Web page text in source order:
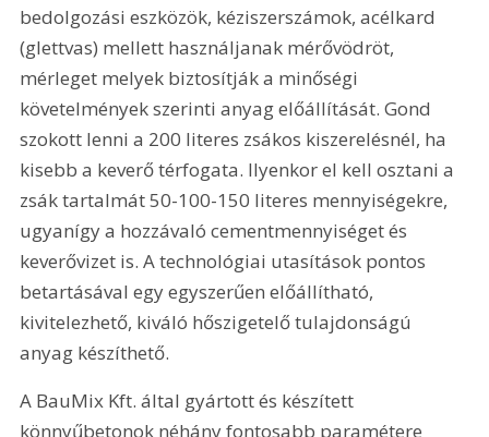
bedolgozási eszközök, kéziszerszámok, acélkard
(glettvas) mellett használjanak mérővödröt,
mérleget melyek biztosítják a minőségi
követelmények szerinti anyag előállítását. Gond
szokott lenni a 200 literes zsákos kiszerelésnél, ha
kisebb a keverő térfogata. Ilyenkor el kell osztani a
zsák tartalmát 50-100-150 literes mennyiségekre,
ugyanígy a hozzávaló cementmennyiséget és
keverővizet is. A technológiai utasítások pontos
betartásával egy egyszerűen előállítható,
kivitelezhető, kiváló hőszigetelő tulajdonságú
anyag készíthető.
A BauMix Kft. által gyártott és készített
könnyűbetonok néhány fontosabb paramétere